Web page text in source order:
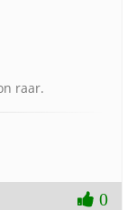
raar.
0